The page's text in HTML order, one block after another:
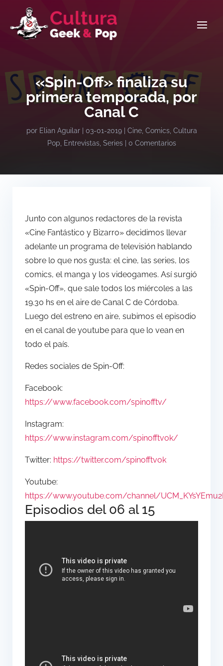
«Spin-Off» finaliza su
primera temporada, por
Canal C
por Elian Aguilar| 03-01-2019| Cine, Comics, Cultura
Pop
Entrevistas, Series| 0 Comentarios
Junto con algunos redactores de la revista
«Cine Fantástico y Bizarro» decidimos llevar
adelante un programa de televisión hablando
sobre lo que nos gusta: el cine, las series, los
comics, el manga y los videogames. Así surgió
«Spin-Off», que sale todos los miércoles a las
19.30 hs en el aire de Canal C de Córdoba.
Luego del estreno en aire, subimos el episodio
en el canal de youtube para que lo vean en
todo el país.
Redes sociales de Spin-Off:
Facebook:
https://www.facebook.com/spinofftv/
Instagram:
https://www.instagram.com/spinofftvok/
Twitter: https://twitter.com/spinofftvok
Youtube:
https://www.youtube.com/channel/
Episodios del 06 al 15